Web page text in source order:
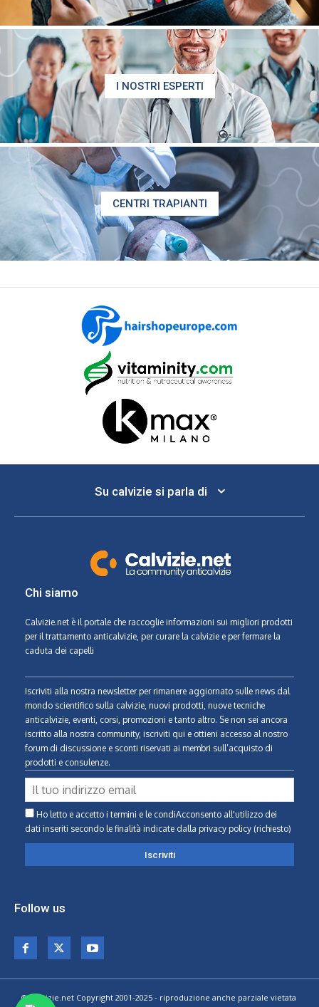
I NOSTRI ESPERTI
CENTRI TRAPIANTI
Su calvizie si parla di
Chi siamo
Calvizie.net è il portale che raccoglie informazioni sui migliori prodotti
per il trattamento anticalvizie, per curare la calvizie e per fermare la
caduta dei capelli
Iscriviti alla nostra newsletter per rimanere aggiornato sulle news dal
mondo scientifico sulla calvizie, nuovi prodotti, nuove tecniche
anticalvizie, eventi, corsi, promozioni e tanto altro. Se non sei ancora
iscritto alla nostra community, iscriviti qui e ottieni accesso al nostro
forum di discussione e sconti riservati ai membri sull’acquisto di
prodotti e consulenze.
Ho letto e accetto i termini e le condiAcconsento all'utilizzo dei
dati inseriti secondo le finalità indicate dalla privacy policy (richiesto)
Follow us
© Calvizie.net Copyright 2001-2025 - riproduzione anche parziale vietata